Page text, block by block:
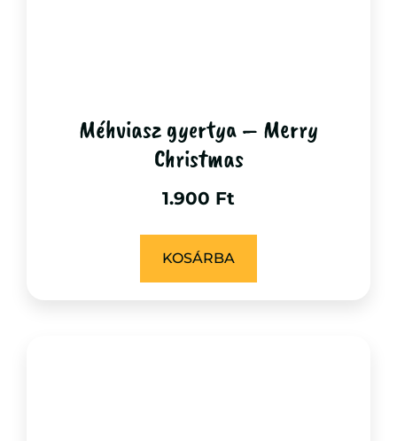
Méhviasz gyertya – Merry
Christmas
1.900 Ft
KOSÁRBA